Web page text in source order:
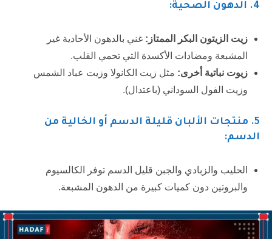
4. الدهون الصحية:
زيت الزيتون البكر الممتاز: غني بالدهون الأحادية غير
المشبعة ومضادات الأكسدة التي تحمي القلب.
زيوت نباتية أخرى: مثل زيت الكانولا وزيت عباد الشمس
وزيت الفول السوداني (باعتدال).
5. منتجات الألبان قليلة الدسم أو الخالية من
الدسم:
الحليب والزبادي والجبن قليل الدسم توفر الكالسيوم
والبروتين دون كميات كبيرة من الدهون المشبعة.